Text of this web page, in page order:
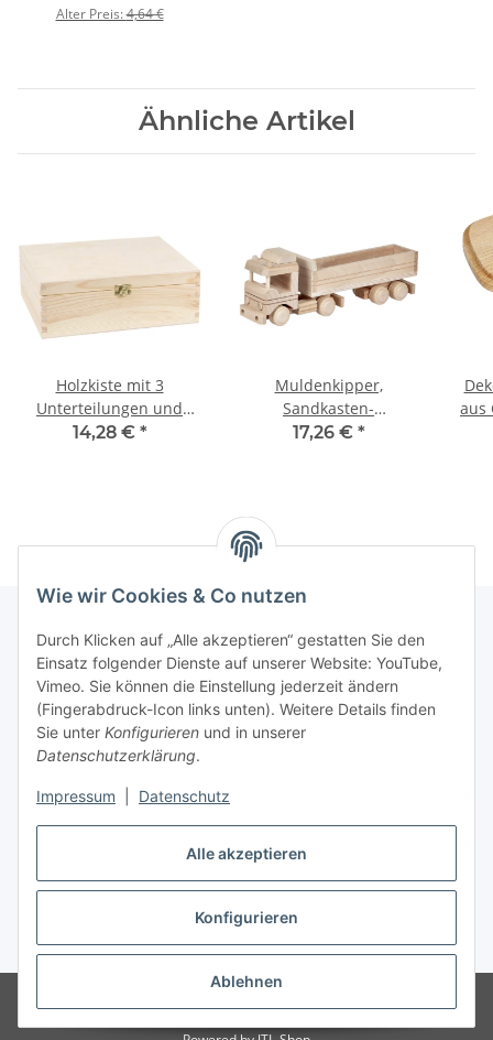
Alle akzeptieren
Konfigurieren
Ablehnen
Wie wir Cookies & Co nutzen
Durch Klicken auf „Alle akzeptieren“ gestatten Sie den
Einsatz folgender Dienste auf unserer Website: YouTube,
Vimeo. Sie können die Einstellung jederzeit ändern
(Fingerabdruck-Icon links unten). Weitere Details finden
Sie unter Konfigurieren und in unserer
Datenschutzerklärung.
Impressum Datenschutz
Alter Preis:4,64 €
Ähnliche Artikel
Holzkiste mit 3
Unterteilungen und
Schloss,
14,28 € *
Muldenkipper,
Sandkasten-
Holzspielzeug aus Holz,
17,26 € *
aus
Informationen
Gesetzliche Informationen
* Alle Preise inkl. gesetzlicher USt., zzgl.Versand